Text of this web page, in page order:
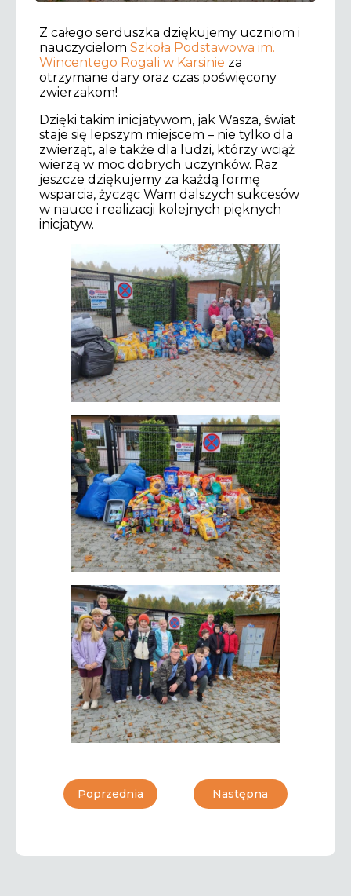
Z całego serduszka dziękujemy uczniom i
nauczycielom Szkoła Podstawowa im.
Wincentego Rogali w Karsinie za
otrzymane dary oraz czas poświęcony
zwierzakom!
Dzięki takim inicjatywom, jak Wasza, świat
staje się lepszym miejscem – nie tylko dla
zwierząt, ale także dla ludzi, którzy wciąż
wierzą w moc dobrych uczynków. Raz
jeszcze dziękujemy za każdą formę
wsparcia, życząc Wam dalszych sukcesów
w nauce i realizacji kolejnych pięknych
inicjatyw.
Poprzednia Następna